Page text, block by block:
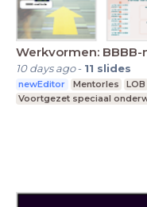
Werkvormen:
10 days ago- 11 slides
newEditor Mentorles LOB
Voortgezet speciaal